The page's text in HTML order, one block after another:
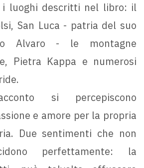
i luoghi descritti nel libro: il
San Luca - patria del suo
Alvaro - le montagne
Pietra Kappa e numerosi
si percepiscono
e amore per la propria
Due sentimenti che non
perfettamente: la